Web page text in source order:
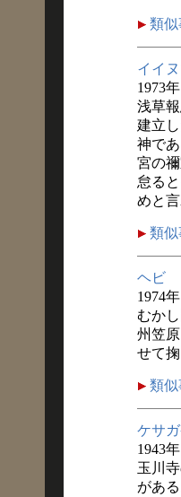
類似
イイ
1973
浅草
建立
神で
宮の
怠る
めと言
類似
ヘビ
1974
むか
州笠
せて
類似
ケサ
1943
玉川
があ